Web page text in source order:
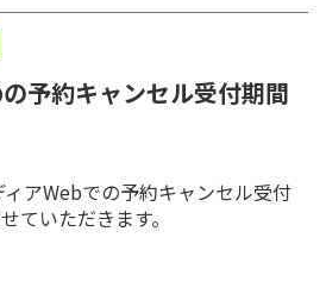
予約キャンセル受付期間
アWebでの予約キャンセル受付
ていただきます。